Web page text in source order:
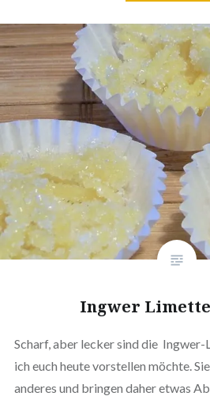
Ingwer
Scharf, aber lecker sind die Ingwer-
ich euch heute vor­stel­len möchte.
anderes und bringen daher etwas